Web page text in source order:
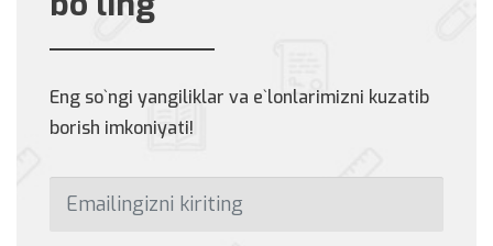
Eng so`ngi yangiliklar va e`lonlarimizni kuzatib
borish imkoniyati!